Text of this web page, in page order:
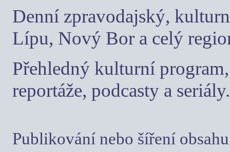
Denní zpravodajský,
Lípu, Nový Bor a celý
Přehledný kulturní
reportáže, podcasty a seriály.
Publikování nebo šíření